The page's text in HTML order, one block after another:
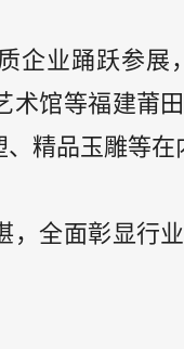
企业踊跃参
术馆等福建莆
精品玉雕等
，全面彰显行